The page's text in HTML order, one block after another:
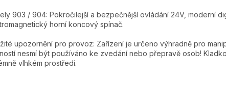
903 / 904: Pokročilejší a bezpečnější ovládání 24V, moderní
horní koncový spínač.
upozornění pro provoz: Zařízení je určeno výhradně pro
nesmí být používáno ke zvedání nebo přepravě osob!
vlhkém prostředí.